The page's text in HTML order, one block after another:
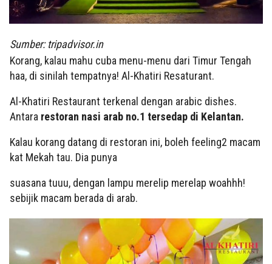
Sumber: tripadvisor.in
Korang, kalau mahu cuba menu-menu dari Timur Tengah
haa, di sinilah tempatnya! Al-Khatiri Resaturant.
Al-Khatiri Restaurant terkenal dengan arabic dishes.
Antara restoran nasi arab no.1 tersedap di Kelantan.
Kalau korang datang di restoran ini, boleh feeling2 macam
kat Mekah tau. Dia punya
suasana tuuu, dengan lampu merelip merelap woahhh!
sebijik macam berada di arab.